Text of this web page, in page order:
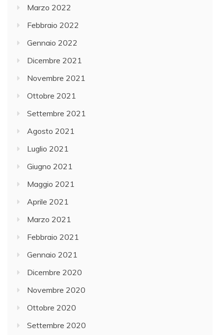
Marzo 2022
Febbraio 2022
Gennaio 2022
Dicembre 2021
Novembre 2021
Ottobre 2021
Settembre 2021
Agosto 2021
Luglio 2021
Giugno 2021
Maggio 2021
Aprile 2021
Marzo 2021
Febbraio 2021
Gennaio 2021
Dicembre 2020
Novembre 2020
Ottobre 2020
Settembre 2020